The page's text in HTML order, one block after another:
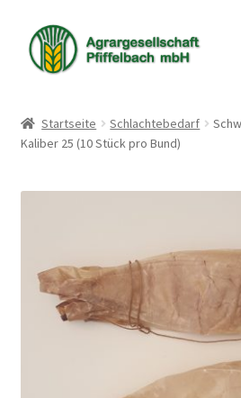
Zur
Navigation
springen
Zum
Inhalt
springen
Warenkorb
Kasse
Startseite Schlachtebedarf
Kaliber 25 (10 Stück pro Bund)